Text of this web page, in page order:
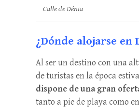
Calle de Dénia
¿Dónde alojarse en
Al ser un destino con una
de turistas en la época
dispone de una gran
tanto a pie de playa como